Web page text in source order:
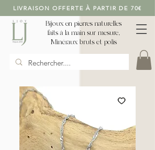
LIVRAISON OFFERTE À PARTIR DE 70€
Bijoux en pierres naturelles
faits à la main sur mesure,
Minéraux bruts et polis